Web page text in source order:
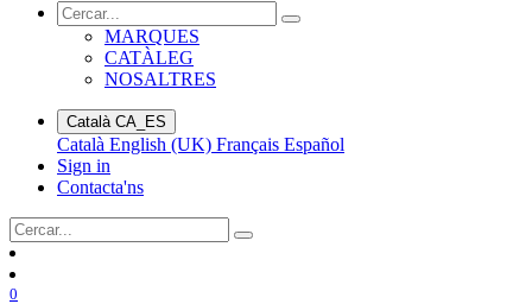
MARQUES
CATÀLEG
NOSALTRES
Català CA_ES
Català English (UK) Français Español
Sign in
Contacta'ns
0